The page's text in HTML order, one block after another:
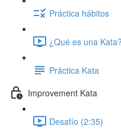
Práctica hábitos
¿Qué es una
Práctica Kata
Improvement Kata
Desafío (2:35)